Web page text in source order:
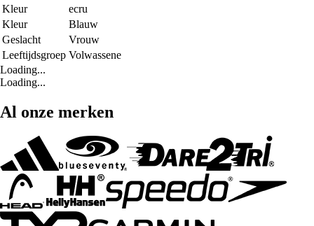
Kleur
ecru
Kleur
Blauw
Geslacht
Vrouw
Leeftijdsgroep Volwassene
Loading...
Loading...
Al onze merken